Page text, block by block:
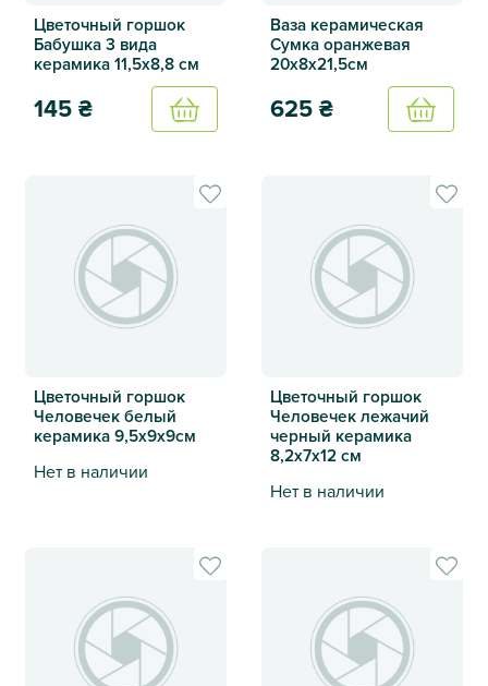
Цветочный горшок
Бабушка 3 вида
керамика 11,5х8,8 см
145₴
Купить
Ваза керамическая
Сумка оранжевая
20х8х21,5см
625₴
Купить
Цветочный горшок
Человечек белый
керамика 9,5х9х9см
Нет в наличии
Цветочный горшок Человечек белый керамика
Цветочный горшок
Человечек лежачий
черный керамика
8,2х7х12 см
Нет в наличии